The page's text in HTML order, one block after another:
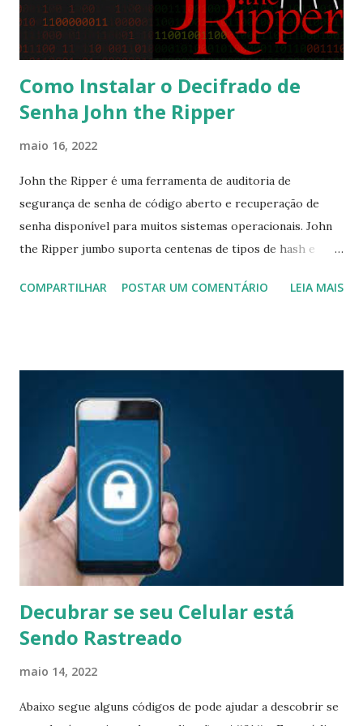
Como Instalar o Decifrado de
Senha John the Ripper
maio 16, 2022
John the Ripper é uma ferramenta de auditoria de
segurança de senha de código aberto e recuperação de
senha disponível para muitos sistemas operacionais. John
the Ripper jumbo suporta centenas de tipos de hash e
*BSD, Solaris, AIX, QNX, etc.), macOS, Windows, "aplicativos
criptografadas (SSH, GnuPG, carteiras de criptomoedas,
etc.), sistemas de arquivos e discos (arquivos .dmg do
macOS e "pacotes esparsos", Windows BitLocker etc.),
arquivos (ZIP, RAR, 7z) e arquivos de documentos (PDF) ,
Microsoft Office, etc.) Estes são apenas alguns dos
exemplos - existem muitos mais. A quebra de senha com
John The Ripper ocorre de três modos: WordList: Ele
tenta por uma wordlist, testando as combinações ...
COMPARTILHAR POSTAR UM COMENTÁRIO LEIA MAIS
Decubrar se seu Celular está
Sendo Rastreado
maio 14, 2022
Abaixo segue alguns códigos de pode ajudar a descobrir se